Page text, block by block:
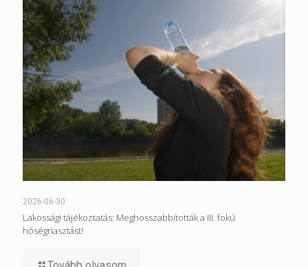
2026-06-30
Lakossági tájékoztatás: Meghosszabbították a III. fokú
hőségriasztást!